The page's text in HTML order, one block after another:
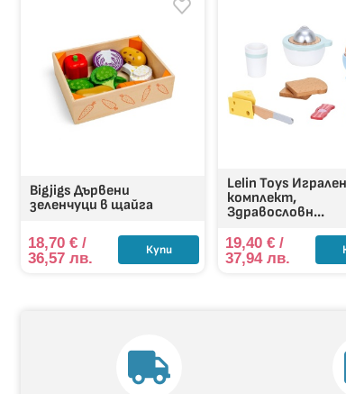
Bigjigs Дървени
зеленчуци в щайга
18,70€ /
36,57 лв.
Купи
Lelin Toys Игрален
комплект,
Здравословн...
19,40€ /
37,94 лв.